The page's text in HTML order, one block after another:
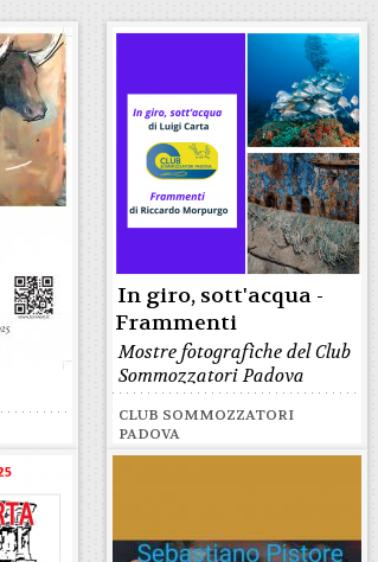
In giro, sott'acqua -
Frammenti
Mostre fotografiche del Club
Sommozzatori Padova
CLUB SOMMOZZATORI
PADOVA